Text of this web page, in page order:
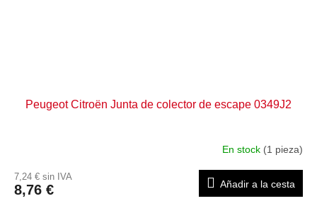
Peugeot Citroën Junta de colector de escape 0349J2
En stock (1 pieza)
7,24 € sin IVA
8,76 € Añadir a la cesta